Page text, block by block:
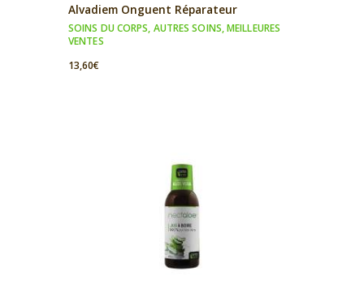
Alvadiem Onguent Réparateur
SOINS DU CORPS, AUTRES SOINS,MEILLEURES
VENTES
13,60€